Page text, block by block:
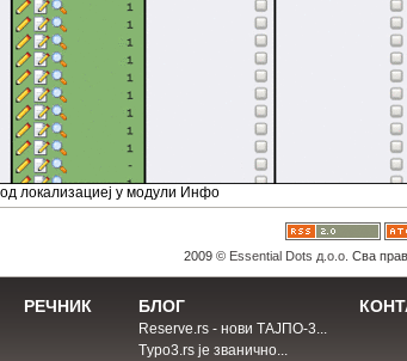
локализациеј у модули Инфо
2009 © Essential Dots д.о.о. Сва
РЕЧНИК БЛОГ
Reserve.rs - нови ТАЈПО-3...
Тypo3.rs је званично...